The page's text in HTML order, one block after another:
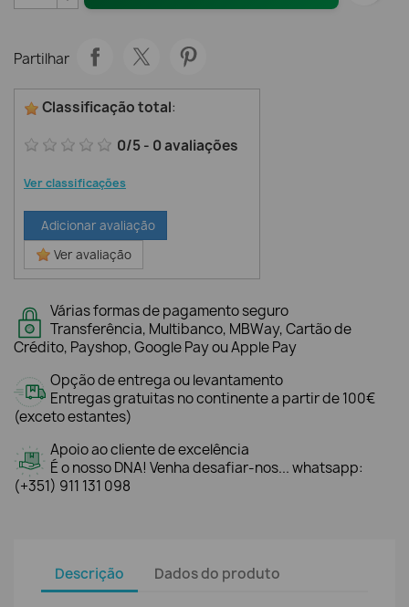
Partilhar
Classificação total:
0/5- 0avaliações
Ver classificações
Adicionar avaliação
Ver avaliação
Várias formas de pagamento seguro
Transferência, Multibanco, MBWay, Cartão de
Crédito, Payshop, Google Pay ou Apple Pay
Opção de entrega ou levantamento
Entregas gratuitas no continente a partir de 100€
(exceto estantes)
Apoio ao cliente de excelência
É o nosso DNA! Venha desafiar-nos... whatsapp:
(+351) 911 131 098
Descrição Dados do produto